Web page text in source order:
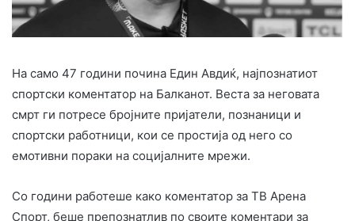
На само 47 години почина Един Авдиќ, најпознатиот
спортски коментатор на Балканот. Веста за неговата
смрт ги потресе бројните пријатели, познаници и
спортски работници, кои се простија од него со
емотивни пораки на социјалните мрежи.
Со години работеше како коментатор за ТВ Арена
Спорт, беше препознатлив по своите коментари за